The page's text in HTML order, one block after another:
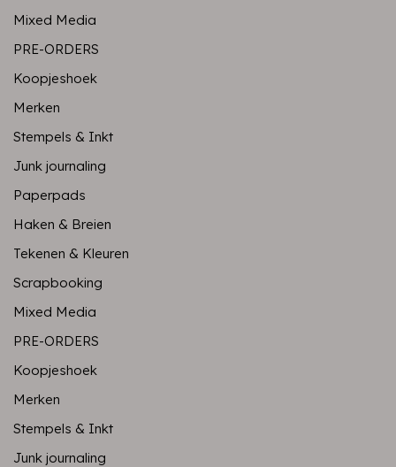
Mixed Media
PRE-ORDERS
Koopjeshoek
Merken
Stempels & Inkt
Junk journaling
Paperpads
Haken & Breien
Tekenen & Kleuren
Scrapbooking
Mixed Media
PRE-ORDERS
Koopjeshoek
Merken
Stempels & Inkt
Junk journaling